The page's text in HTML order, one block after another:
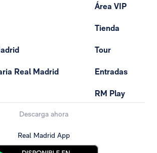
Real Madrid
Área VIP
Tienda
Tour
Entradas
RM Play
Descarga ahora
Real Madrid App